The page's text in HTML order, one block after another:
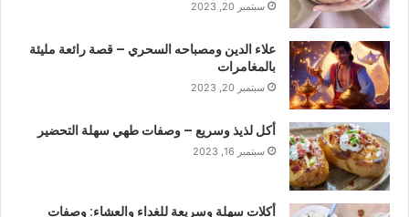
سبتمبر 20, 2023
علاء الدين ومصباحه السحري – قصة رائعة مليئة
بالمغامرات
سبتمبر 20, 2023
أكل لذيذ وسريع – وصفات طهي سهلة التحضير
سبتمبر 16, 2023
أكلات سهلة وسريعة للغداء والعشاء: وصفات